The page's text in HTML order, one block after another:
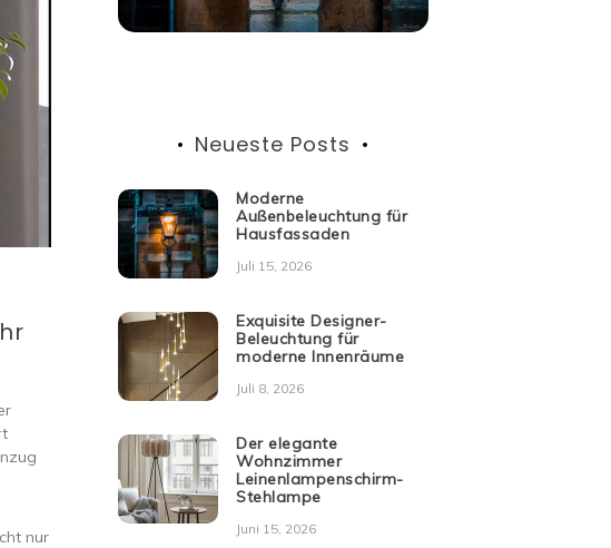
nur
Neueste Posts
Moderne
Außenbeleuchtung für
Hausfassaden
Juli 15, 2026
Exquisite Designer-
Beleuchtung für
moderne Innenräume
Juli 8, 2026
Der elegante
Wohnzimmer
Leinenlampenschirm-
Stehlampe
Juni 15, 2026